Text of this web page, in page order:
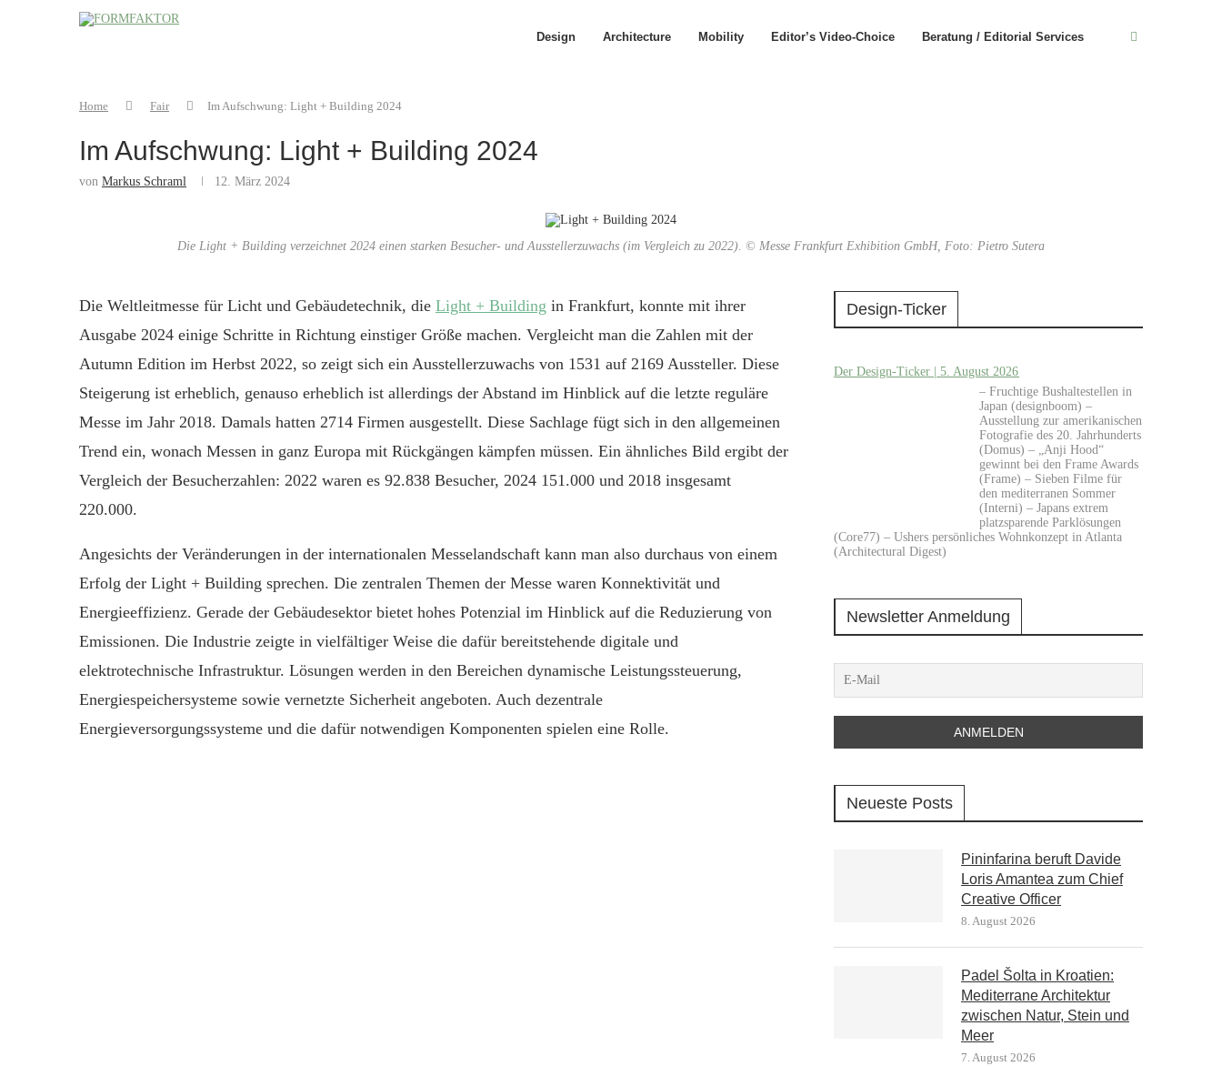
Design Architecture Mobility Editor’s Video-Choice Beratung / Editorial Services
Home Fair Im Aufschwung: Light + Building 2024
Im Aufschwung: Light + Building 2024
von Markus Schraml 12. März 2024
Die Light + Building verzeichnet 2024 einen starken Besucher- und Ausstellerzuwachs (im Vergleich zu 2022). © Messe Frankfurt Exhibition GmbH, Foto: Pietro Sutera
Die Weltleitmesse für Licht und Gebäudetechnik, die Light + Building in Frankfurt, konnte mit ihrer
Ausgabe 2024 einige Schritte in Richtung einstiger Größe machen. Vergleicht man die Zahlen mit der
Autumn Edition im Herbst 2022, so zeigt sich ein Ausstellerzuwachs von 1531 auf 2169 Aussteller. Diese
Steigerung ist erheblich, genauso erheblich ist allerdings der Abstand im Hinblick auf die letzte reguläre
Messe im Jahr 2018. Damals hatten 2714 Firmen ausgestellt. Diese Sachlage fügt sich in den allgemeinen
Trend ein, wonach Messen in ganz Europa mit Rückgängen kämpfen müssen. Ein ähnliches Bild ergibt der
Vergleich der Besucherzahlen: 2022 waren es 92.838 Besucher, 2024 151.000 und 2018 insgesamt
220.000.
Angesichts der Veränderungen in der internationalen Messelandschaft kann man also durchaus von einem
Erfolg der Light + Building sprechen. Die zentralen Themen der Messe waren Konnektivität und
Energieeffizienz. Gerade der Gebäudesektor bietet hohes Potenzial im Hinblick auf die Reduzierung von
Emissionen. Die Industrie zeigte in vielfältiger Weise die dafür bereitstehende digitale und
elektrotechnische Infrastruktur. Lösungen werden in den Bereichen dynamische Leistungssteuerung,
Energiespeichersysteme sowie vernetzte Sicherheit angeboten. Auch dezentrale
Energieversorgungssysteme und die dafür notwendigen Komponenten spielen eine Rolle.
Design-Ticker
Der Design-Ticker | 5. August 2026
– Fruchtige Bushaltestellen in
Japan (designboom) –
Ausstellung zur amerikanischen
Fotografie des 20. Jahrhunderts
(Domus) – „Anji Hood“
gewinnt bei den Frame Awards
(Frame) – Sieben Filme für
den mediterranen Sommer
(Interni) – Japans extrem
platzsparende Parklösungen
(Core77) – Ushers persönliches Wohnkonzept in Atlanta
(Architectural Digest)
Newsletter Anmeldung
Neueste Posts
Pininfarina beruft Davide
Loris Amantea zum Chief
Creative Officer
8. August 2026
Padel Šolta in Kroatien:
Mediterrane Architektur
zwischen Natur, Stein und
Meer
7. August 2026